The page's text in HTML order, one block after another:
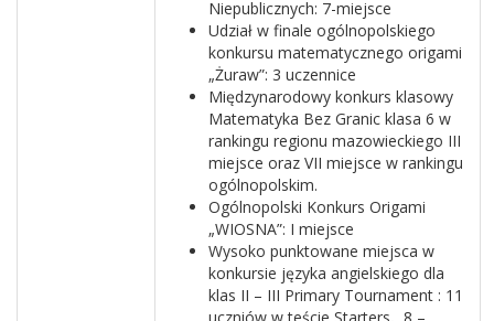
Niepublicznych: 7-miejsce
Udział w finale ogólnopolskiego
konkursu matematycznego origami
„Żuraw”: 3 uczennice
Międzynarodowy konkurs klasowy
Matematyka Bez Granic klasa 6 w
rankingu regionu mazowieckiego III
miejsce oraz VII miejsce w rankingu
ogólnopolskim.
Ogólnopolski Konkurs Origami
„WIOSNA”: I miejsce
Wysoko punktowane miejsca w
konkursie języka angielskiego dla
klas II – III Primary Tournament : 11
uczniów w teście Starters, 8 –